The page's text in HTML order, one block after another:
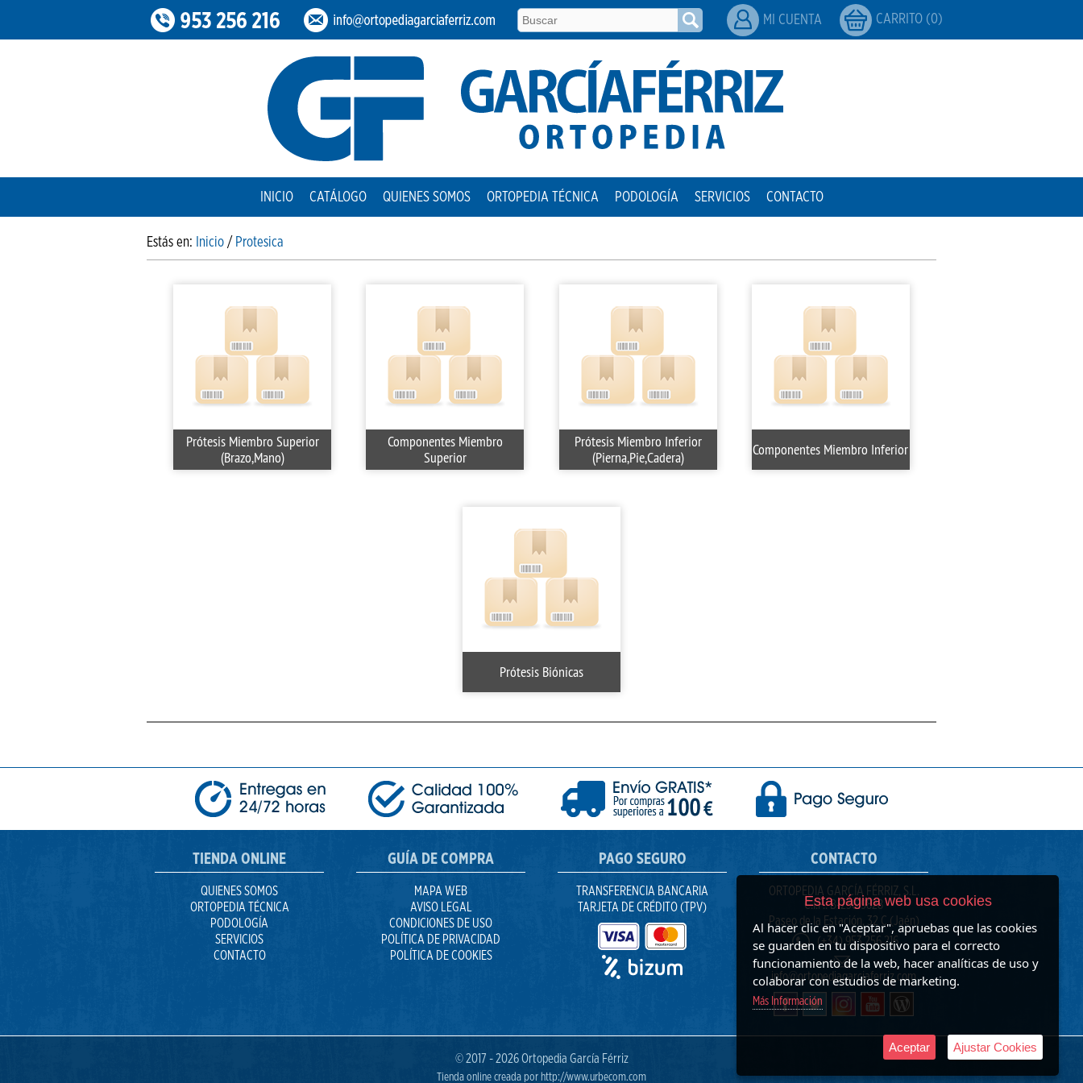
MI CUENTA CARRITO (0)
INICIO CATÁLOGO QUIENES SOMOS ORTOPEDIA TÉCNICA PODOLOGÍA SERVICIOS CONTACTO
Estás en: Inicio / Protesica
Prótesis Miembro Superior
(Brazo,Mano)
Componentes Miembro
Superior
Prótesis Miembro Inferior
(Pierna,Pie,Cadera)
Componentes Miembro Inferior
Prótesis Biónicas
TIENDA ONLINE
QUIENES SOMOS
ORTOPEDIA TÉCNICA
PODOLOGÍA
SERVICIOS
CONTACTO
GUÍA DE COMPRA
MAPA WEB
AVISO LEGAL
CONDICIONES DE USO
POLÍTICA DE PRIVACIDAD
POLÍTICA DE COOKIES
PAGO SEGURO
TRANSFERENCIA BANCARIA
TARJETA DE CRÉDITO (TPV)
CONTACTO
ORTOPEDIA GARCÍA FÉRRIZ, S.L.
C.I.F.: B-23619828
Paseo de la Estación, 32 C (Jaén)
(+34) 953 256 216
info@ortopediagarciaferriz.com
© 2017 -2026 Ortopedia García Férriz
Tienda online creada por http://www.urbecom.com
Esta página web usa cookies
Al hacer clic en "Aceptar", apruebas que las cookies
se guarden en tu dispositivo para el correcto
funcionamiento de la web, hacer analíticas de uso y
colaborar con estudios de marketing.
Más Información
Aceptar Ajustar Cookies